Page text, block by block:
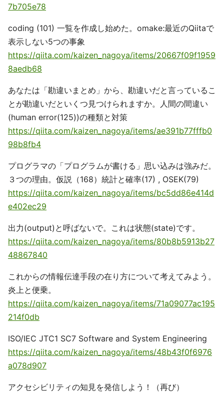
7b705e78
coding (101) 一覧を作成し始めた。omake:最近のQiitaで
表示しない5つの事象
https://qiita.com/kaizen_nagoya/items/20667f09f1959
8aedb68
あなたは「勘違いまとめ」から、勘違いだと言っているこ
とが勘違いだといくつ見つけられますか。人間の間違い
(human error(125))の種類と対策
https://qiita.com/kaizen_nagoya/items/ae391b77fffb0
98b8fb4
プログラマの「プログラムが書ける」思い込みは強みだ。
３つの理由。仮説（168）統計と確率(17) , OSEK(79)
https://qiita.com/kaizen_nagoya/items/bc5dd86e414d
e402ec29
出力(output)と呼ばないで。これは状態(state)です。
https://qiita.com/kaizen_nagoya/items/80b8b5913b27
48867840
これからの情報伝達手段の在り方について考えてみよう。
炎上と便乗。
https://qiita.com/kaizen_nagoya/items/71a09077ac195
214f0db
ISO/IEC JTC1 SC7 Software and System Engineering
https://qiita.com/kaizen_nagoya/items/48b43f0f6976
a078d907
アクセシビリティの知見を発信しよう！（再び）